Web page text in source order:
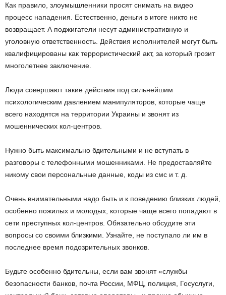
Как правило, злоумышленники просят снимать на видео
процесс нападения. Естественно, деньги в итоге никто не
возвращает. А поджигатели несут административную и
уголовную ответственность. Действия исполнителей могут быть
квалифицированы как террористический акт, за который грозит
многолетнее заключение.
Люди совершают такие действия под сильнейшим
психологическим давлением манипуляторов, которые чаще
всего находятся на территории Украины и звонят из
мошеннических кол-центров.
Нужно быть максимально бдительными и не вступать в
разговоры с телефонными мошенниками. Не предоставляйте
никому свои персональные данные, коды из смс и т. д.
Очень внимательными надо быть и к поведению близких людей,
особенно пожилых и молодых, которые чаще всего попадают в
сети преступных кол-центров. Обязательно обсудите эти
вопросы со своими близкими. Узнайте, не поступало ли им в
последнее время подозрительных звонков.
Будьте особенно бдительны, если вам звонят «службы
безопасности банков, почта России, МФЦ, полиция, Госуслуги,